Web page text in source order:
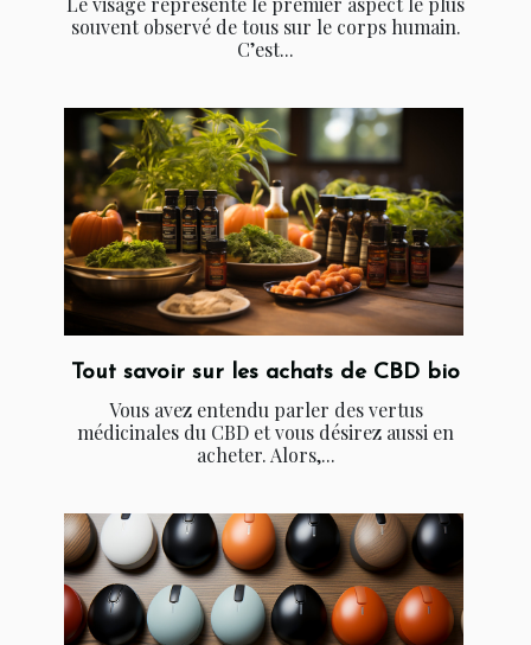
souvent observé de tous sur le corps humain.
C’est...
Tout savoir sur les achats de CBD bio
Vous avez entendu parler des vertus
médicinales du CBD et vous désirez aussi en
acheter. Alors,...